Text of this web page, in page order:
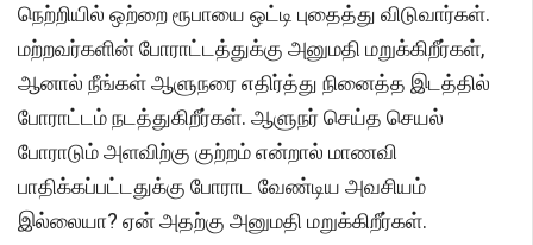
நெற்றியில் ஒற்றை ரூபாயை ஒட்டி புதைத்து விடுவார்கள்.
மற்றவர்களின் போராட்டத்துக்கு அனுமதி மறுக்கிறீர்கள்,
ஆனால் நீங்கள் ஆளுநரை எதிர்த்து நினைத்த இடத்தில்
போராட்டம் நடத்துகிறீர்கள். ஆளுநர் செய்த செயல்
போராடும் அளவிற்கு குற்றம் என்றால் மாணவி
பாதிக்கப்பட்டதுக்கு போராட வேண்டிய அவசியம்
இல்லையா? ஏன் அதற்கு அனுமதி மறுக்கிறீர்கள்.